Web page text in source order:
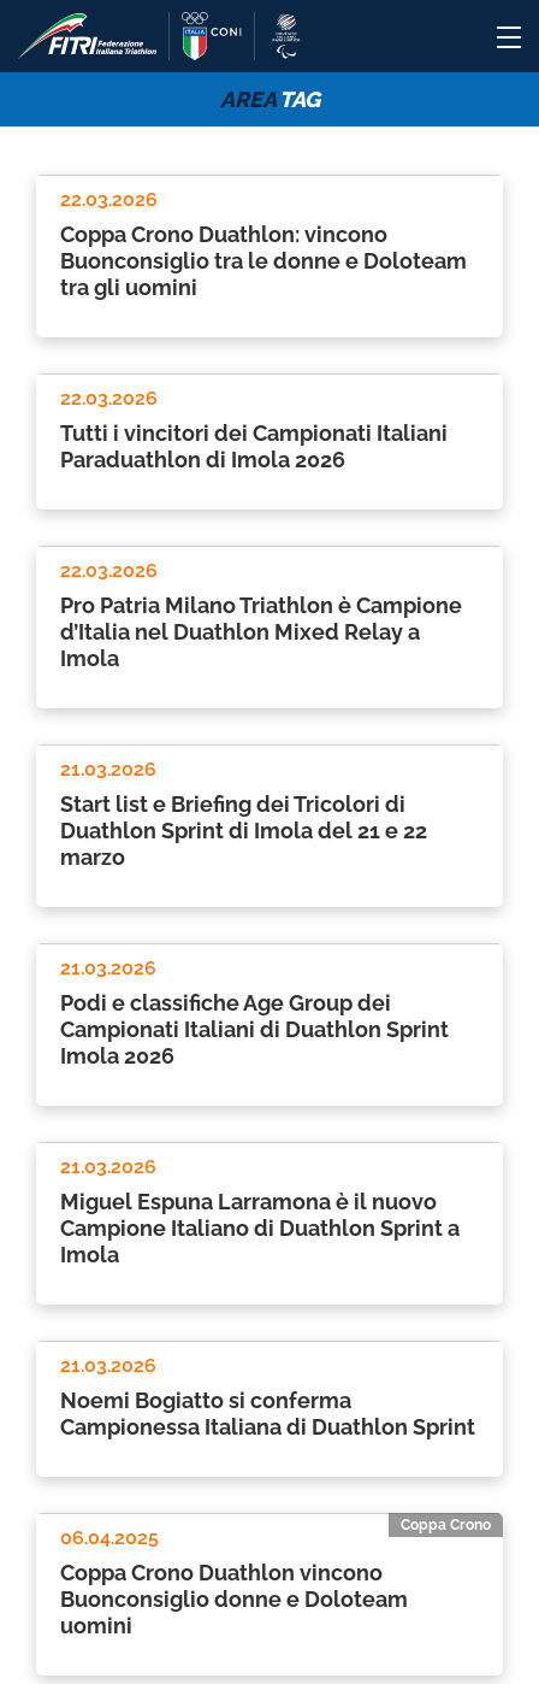
AREATAG
22.03.2026
Coppa Crono Duathlon: vincono
Buonconsiglio tra le donne e Doloteam
tra gli uomini
22.03.2026
Tutti i vincitori dei Campionati Italiani
Paraduathlon di Imola 2026
22.03.2026
Pro Patria Milano Triathlon è Campione
d’Italia nel Duathlon Mixed Relay a
Imola
21.03.2026
Start list e Briefing dei Tricolori di
Duathlon Sprint di Imola del 21 e 22
marzo
21.03.2026
Podi e classifiche Age Group dei
Campionati Italiani di Duathlon Sprint
Imola 2026
21.03.2026
Miguel Espuna Larramona è il nuovo
Campione Italiano di Duathlon Sprint a
Imola
21.03.2026
Noemi Bogiatto si conferma
Campionessa Italiana di Duathlon Sprint
Coppa Crono
06.04.2025
Coppa Crono Duathlon vincono
Buonconsiglio donne e Doloteam
uomini